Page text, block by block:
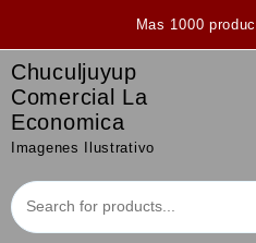
Mas 1000
Chuculjuyup
Comercial La
Economica
Imagenes Ilustrativo